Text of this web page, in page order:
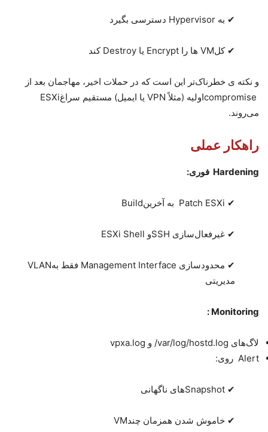
✔ به Hypervisor دسترسی بگیرد
✔کلVM ها را Encrypt یا Destroyکند
و نکته ی خطرناک‌تر این است که در حملات اخیر، مهاجمان بعد از
compromiseاولیه (مثلاًVPN یا ایمیل) مستقیم سراغESXi
می‌روند.
راهکار عملی
Hardening فوری:
Patch ESXi ✔ به آخرینBuild
✔ غیرفعال‌سازی SSHو ESXi Shell
✔ محدودسازی Management Interface فقط بهVLAN
مدیریتی
Monitoring
:
لاگ‌های /var/log/hostd.log و vpxa.log
Alert روی:
Snapshot ✔ های ناگهانی
✔ خاموش شدن همزمان چندVM